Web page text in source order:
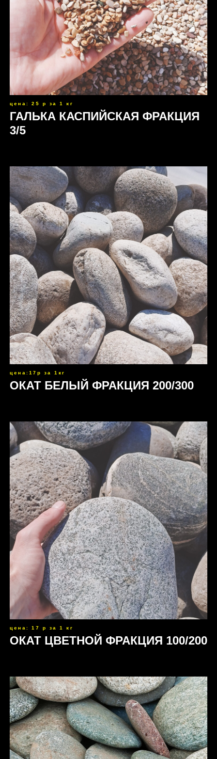
цена: 25 р за 1 кг
ГАЛЬКА КАСПИЙСКАЯ ФРАКЦИЯ
3/5
цена:17р за 1кг
ОКАТ БЕЛЫЙ ФРАКЦИЯ 200/300
цена: 17 р за 1 кг
ОКАТ ЦВЕТНОЙ ФРАКЦИЯ 100/200